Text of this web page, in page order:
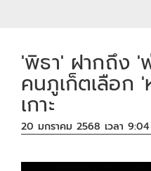
'พิธา' ฝากถึง '
คนภูเก็ตเลือก
เกาะ
20 มกราคม 2568 เวลา